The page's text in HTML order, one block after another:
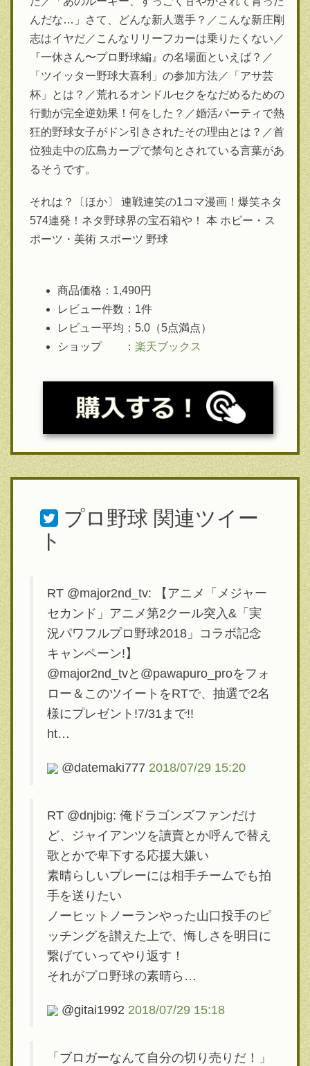
んだな…」さて、どんな新人選手？／こんな新庄剛
志はイヤだ／こんなリリーフカーは乗りたくない／
『一休さん〜プロ野球編』の名場面といえば？／
「ツイッター野球大喜利」の参加方法／「アサ芸
杯」とは？／荒れるオンドルセクをなだめるための
行動が完全逆効果！何をした？／婚活パーティで熱
狂的野球女子がドン引きされたその理由とは？／首
位独走中の広島カープで禁句とされている言葉があ
るそうです。
それは？〔ほか〕 連戦連笑の1コマ漫画！爆笑ネタ
574連発！ネタ野球界の宝石箱や！ 本 ホビー・ス
ポーツ・美術 スポーツ 野球
商品価格：1,490円
レビュー件数：1件
レビュー平均：5.0（5点満点）
ショップ ： 楽天ブックス
プロ野球 関連ツイー
ト
RT @major2nd_tv: 【アニメ「メジャー
セカンド」アニメ第2クール突入&「実
況パワフルプロ野球2018」コラボ記念
キャンペーン!】
@major2nd_tvと@pawapuro_proをフォ
ロー＆このツイートをRTで、抽選で2名
様にプレゼント!7/31まで!!
ht…
@datemaki777 2018/07/29 15:20
RT @dnjbig: 俺ドラゴンズファンだけ
ど、ジャイアンツを讀賣とか呼んで替え
歌とかで卑下する応援大嫌い
素晴らしいプレーには相手チームでも拍
手を送りたい
ノーヒットノーランやった山口投手のピ
ッチングを讃えた上で、悔しさを明日に
繋げていってやり返す！
それがプロ野球の素晴ら…
@gitai1992 2018/07/29 15:18
「ブロガーなんて自分の切り売りだ！」